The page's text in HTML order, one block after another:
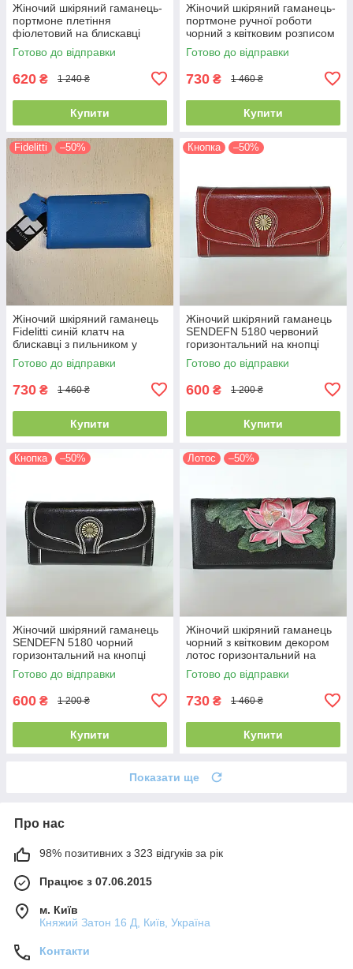
Жіночий шкіряний гаманець-
портмоне плетіння
фіолетовий на блискавці
intrecciato
Готово до відправки
620 ₴ 1 240 ₴
Купити
Жіночий шкіряний гаманець-
портмоне ручної роботи
чорний з квітковим розписом
на блискавці
Готово до відправки
730 ₴ 1 460 ₴
Купити
Fidelitti –50%
Жіночий шкіряний гаманець
Fidelitti синій клатч на
блискавці з пильником у
комплекті
Готово до відправки
730 ₴ 1 460 ₴
Купити
Кнопка –50%
Жіночий шкіряний гаманець
SENDEFN 5180 червоний
горизонтальний на кнопці
19.5 см
Готово до відправки
600 ₴ 1 200 ₴
Купити
Кнопка –50%
Жіночий шкіряний гаманець
SENDEFN 5180 чорний
горизонтальний на кнопці
19.5 см
Готово до відправки
600 ₴ 1 200 ₴
Купити
Лотос –50%
Жіночий шкіряний гаманець
чорний з квітковим декором
лотос горизонтальний на
кнопці
Готово до відправки
730 ₴ 1 460 ₴
Купити
Показати ще
Про нас
98% позитивних з 323 відгуків за рік
Працює з 07.06.2015
м. Київ
Княжий Затон 16 Д, Київ, Україна
Контакти